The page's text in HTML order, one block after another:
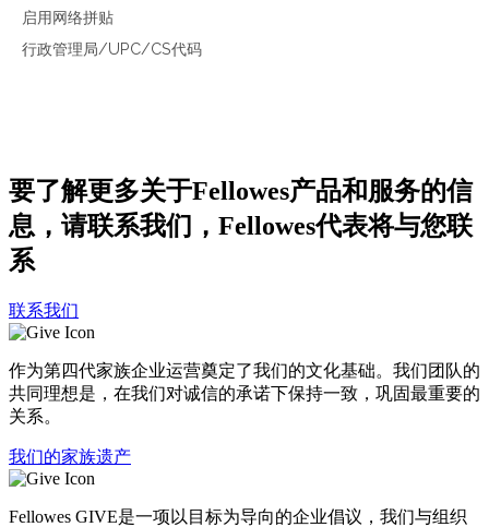
启用网络拼贴
行政管理局/UPC/CS代码
要了解更多关于Fellowes产品和服务的信
息，请联系我们，Fellowes代表将与您联
系
联系我们
作为第四代家族企业运营奠定了我们的文化基础。我们团队的
共同理想是，在我们对诚信的承诺下保持一致，巩固最重要的
关系。
我们的家族遗产
Fellowes GIVE是一项以目标为导向的企业倡议，我们与组织